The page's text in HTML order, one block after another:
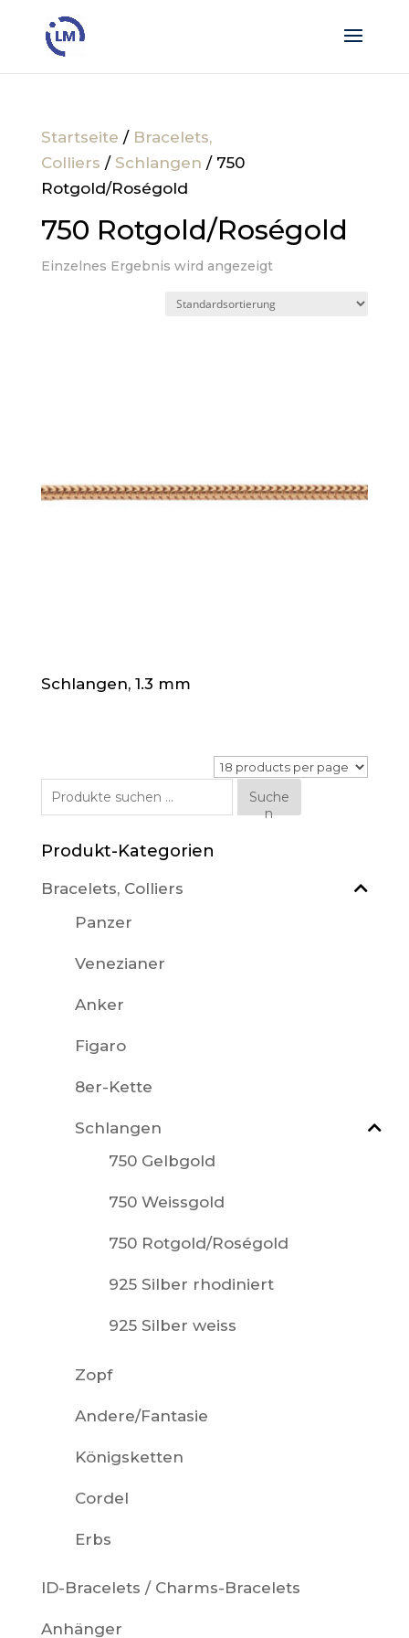
Startseite / Bracelets,
Colliers / Schlangen / 750
Rotgold/Roségold
750 Rotgold/Roségold
Einzelnes Ergebnis wird angezeigt
Schlangen, 1.3 mm
Suche
nach:
Suche
n
Produkt-Kategorien
Bracelets, Colliers
Panzer
Venezianer
Anker
Figaro
8er-Kette
Schlangen
750 Gelbgold
750 Weissgold
750 Rotgold/Roségold
925 Silber rhodiniert
925 Silber weiss
Zopf
Andere/Fantasie
Königsketten
Cordel
Erbs
ID-Bracelets / Charms-Bracelets
Anhänger